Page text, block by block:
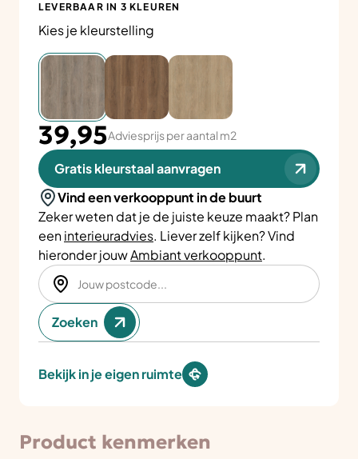
LEVERBAAR IN 3 KLEUREN
Kies je kleurstelling
39,95Adviesprijs per aantal m2
Gratis kleurstaal aanvragen
Vind een verkooppunt in de buurt
Zeker weten dat je de juiste keuze maakt? Plan
eeninterieuradvies. Liever zelf kijken? Vind
hieronder jouwAmbiant verkooppunt.
Zoeken
Bekijk in je eigen ruimte
Product kenmerken